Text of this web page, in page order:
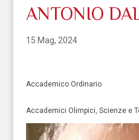
ANTONIO
15 Mag, 2024
Accademico Ordinario
Accademici Olimpici, Scienze e